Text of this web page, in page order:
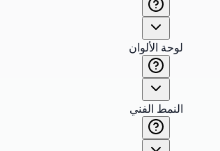
لوحة الألوان
النمط الفني